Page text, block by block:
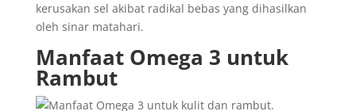
kerusakan sel akibat radikal bebas yang dihasilkan
oleh sinar matahari.
Manfaat Omega 3 untuk
Rambut